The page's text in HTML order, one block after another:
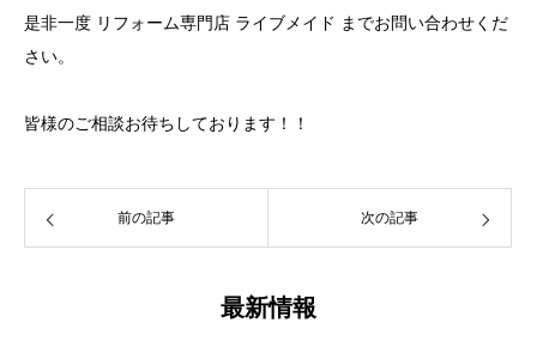
是非一度 リフォーム専門店 ライブメイド までお問い合わせくだ
さい。
皆様のご相談お待ちしております！！
前の記事 次の記事
最新情報